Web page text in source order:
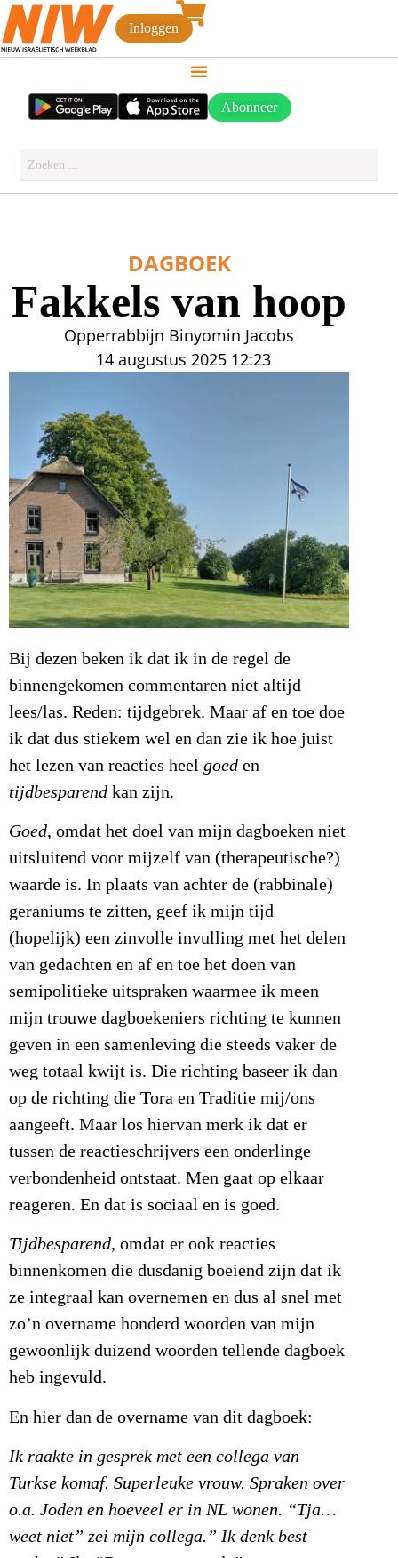
Inloggen
Abonneer
DAGBOEK
Fakkels van hoop
Opperrabbijn Binyomin Jacobs
14 augustus 2025 12:23
Bij dezen beken ik dat ik in de regel de
binnengekomen commentaren niet altijd
lees/las. Reden: tijdgebrek. Maar af en toe doe
ik dat dus stiekem wel en dan zie ik hoe juist
het lezen van reacties heel goed en
tijdbesparend kan zijn.
Goed, omdat het doel van mijn dagboeken niet
uitsluitend voor mijzelf van (therapeutische?)
waarde is. In plaats van achter de (rabbinale)
geraniums te zitten, geef ik mijn tijd
(hopelijk) een zinvolle invulling met het delen
van gedachten en af en toe het doen van
semipolitieke uitspraken waarmee ik meen
mijn trouwe dagboekeniers richting te kunnen
geven in een samenleving die steeds vaker de
weg totaal kwijt is. Die richting baseer ik dan
op de richting die Tora en Traditie mij/ons
aangeeft. Maar los hiervan merk ik dat er
tussen de reactieschrijvers een onderlinge
verbondenheid ontstaat. Men gaat op elkaar
reageren. En dat is sociaal en is goed.
Tijdbesparend, omdat er ook reacties
binnenkomen die dusdanig boeiend zijn dat ik
ze integraal kan overnemen en dus al snel met
zo’n overname honderd woorden van mijn
gewoonlijk duizend woorden tellende dagboek
heb ingevuld.
En hier dan de overname van dit dagboek:
Ik raakte in gesprek met een collega van
Turkse komaf. Superleuke vrouw. Spraken over
o.a. Joden en hoeveel er in NL wonen. “Tja…
weet niet” zei mijn collega.” Ik denk best